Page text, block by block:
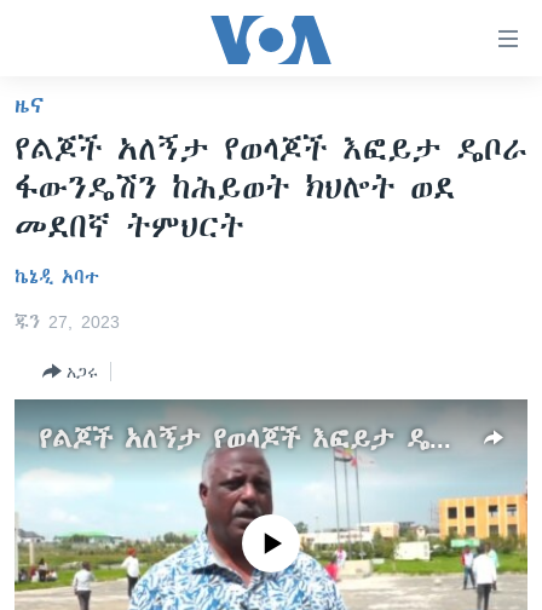
ማገናኛዎች
ዋናው
ይዘት
እለፍ
ዋናው
እለፍ
ይዘት
እለፍ
አፍሪካ
ኑሮ በጤንነት
ጋቢና ቪኦኤ
Learning English
ይከተሉን
ዜና
የልጆች አለኝታ የወላጆች እፎይታ ዴቦራ
ፋውንዴሽን ከሕይወት ክህሎት ወደ
መደበኛ ትምህርት
ኬኔዲ አባተ
ጁን 27, 2023
አጋሩ
የልጆች አለኝታ የወላጆች እፎይታ ዴቦራ ፋውንዴሽን ከሕይወት ክህሎት ወደ መደበኛ ትምህርት
No media source currently available